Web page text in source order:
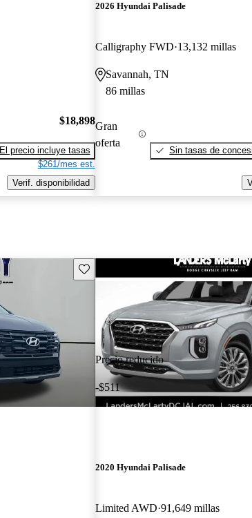
$18,898
El precio incluye tasas
$261/mes est.
Verif. disponibilidad
2026 Hyundai Palisade
Calligraphy FWD 13,132 millas
Savannah, TN
86 millas
Gran
oferta
Sin tasas de
Guarda este Aviso
Precio reducido
-$511
2020 Hyundai Palisade
Limited AWD 91,649 millas